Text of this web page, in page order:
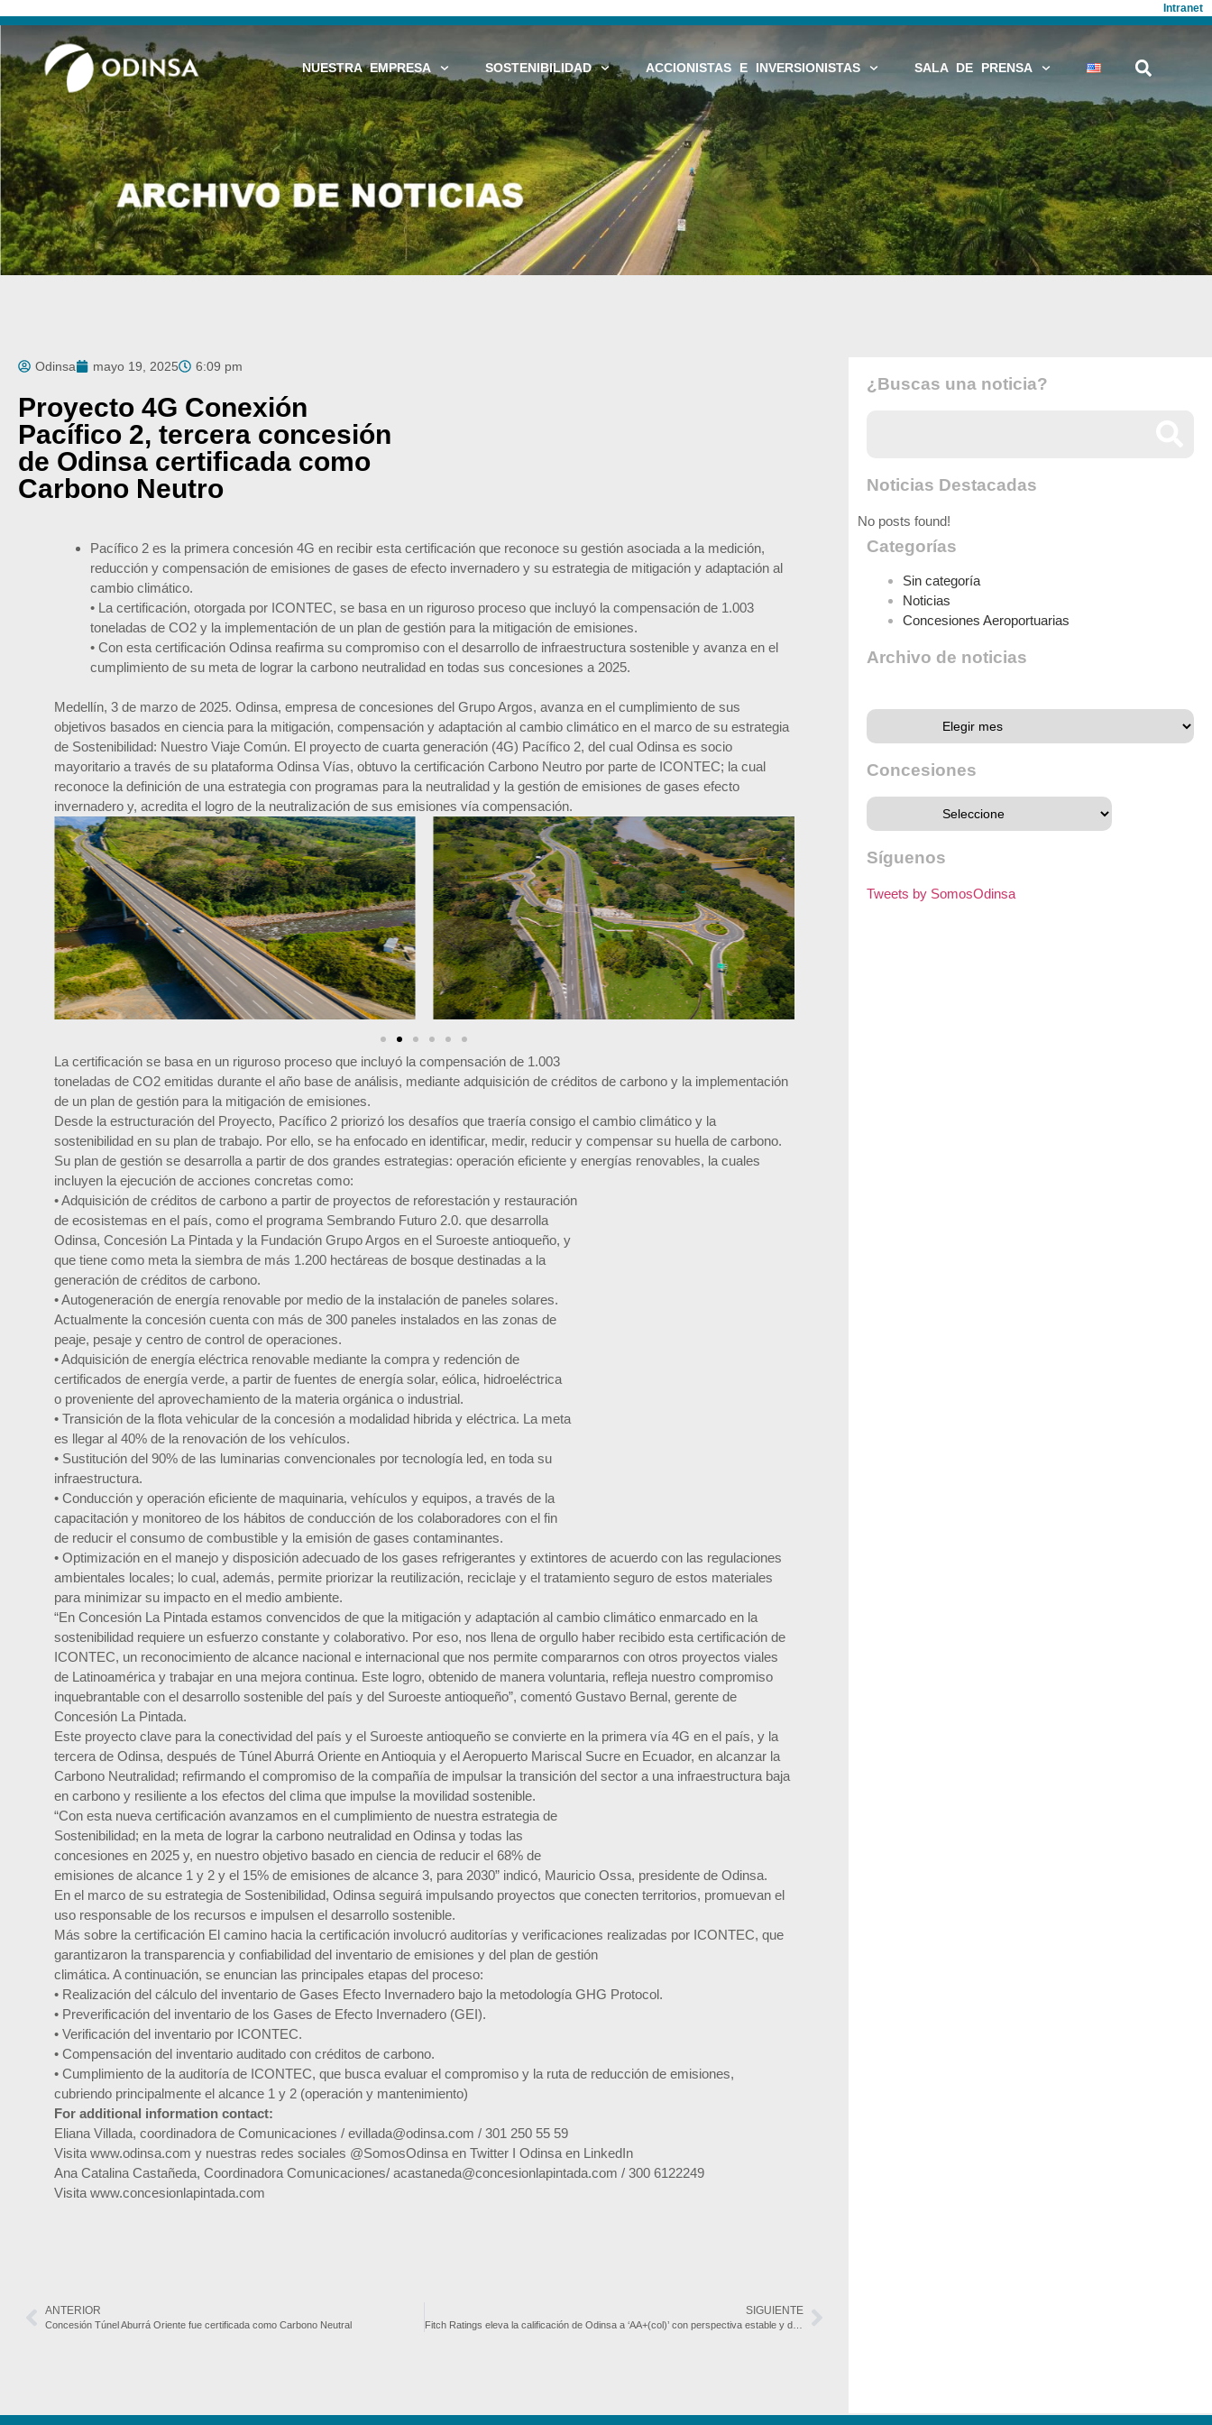
Intranet
NUESTRA EMPRESA SOSTENIBILIDAD ACCIONISTAS E INVERSIONISTAS SALA DE PRENSA
Odinsa mayo 19, 2025 6:09 pm
Proyecto 4G Conexión
Pacífico 2, tercera concesión
de Odinsa certificada como
Carbono Neutro
Pacífico 2 es la primera concesión 4G en recibir esta certificación que reconoce su gestión asociada a la medición,
reducción y compensación de emisiones de gases de efecto invernadero y su estrategia de mitigación y adaptación al
cambio climático.
• La certificación, otorgada por ICONTEC, se basa en un riguroso proceso que incluyó la compensación de 1.003
toneladas de CO2 y la implementación de un plan de gestión para la mitigación de emisiones.
• Con esta certificación Odinsa reafirma su compromiso con el desarrollo de infraestructura sostenible y avanza en el
cumplimiento de su meta de lograr la carbono neutralidad en todas sus concesiones a 2025.
Medellín, 3 de marzo de 2025. Odinsa, empresa de concesiones del Grupo Argos, avanza en el cumplimiento de sus
objetivos basados en ciencia para la mitigación, compensación y adaptación al cambio climático en el marco de su estrategia
de Sostenibilidad: Nuestro Viaje Común. El proyecto de cuarta generación (4G) Pacífico 2, del cual Odinsa es socio
mayoritario a través de su plataforma Odinsa Vías, obtuvo la certificación Carbono Neutro por parte de ICONTEC; la cual
reconoce la definición de una estrategia con programas para la neutralidad y la gestión de emisiones de gases efecto
invernadero y, acredita el logro de la neutralización de sus emisiones vía compensación.
La certificación se basa en un riguroso proceso que incluyó la compensación de 1.003
toneladas de CO2 emitidas durante el año base de análisis, mediante adquisición de créditos de carbono y la implementación
de un plan de gestión para la mitigación de emisiones.
Desde la estructuración del Proyecto, Pacífico 2 priorizó los desafíos que traería consigo el cambio climático y la
sostenibilidad en su plan de trabajo. Por ello, se ha enfocado en identificar, medir, reducir y compensar su huella de carbono.
Su plan de gestión se desarrolla a partir de dos grandes estrategias: operación eficiente y energías renovables, la cuales
incluyen la ejecución de acciones concretas como:
• Adquisición de créditos de carbono a partir de proyectos de reforestación y restauración
de ecosistemas en el país, como el programa Sembrando Futuro 2.0. que desarrolla
Odinsa, Concesión La Pintada y la Fundación Grupo Argos en el Suroeste antioqueño, y
que tiene como meta la siembra de más 1.200 hectáreas de bosque destinadas a la
generación de créditos de carbono.
• Autogeneración de energía renovable por medio de la instalación de paneles solares.
Actualmente la concesión cuenta con más de 300 paneles instalados en las zonas de
peaje, pesaje y centro de control de operaciones.
• Adquisición de energía eléctrica renovable mediante la compra y redención de
certificados de energía verde, a partir de fuentes de energía solar, eólica, hidroeléctrica
o proveniente del aprovechamiento de la materia orgánica o industrial.
• Transición de la flota vehicular de la concesión a modalidad hibrida y eléctrica. La meta
es llegar al 40% de la renovación de los vehículos.
• Sustitución del 90% de las luminarias convencionales por tecnología led, en toda su
infraestructura.
• Conducción y operación eficiente de maquinaria, vehículos y equipos, a través de la
capacitación y monitoreo de los hábitos de conducción de los colaboradores con el fin
de reducir el consumo de combustible y la emisión de gases contaminantes.
• Optimización en el manejo y disposición adecuado de los gases refrigerantes y extintores de acuerdo con las regulaciones
ambientales locales; lo cual, además, permite priorizar la reutilización, reciclaje y el tratamiento seguro de estos materiales
para minimizar su impacto en el medio ambiente.
“En Concesión La Pintada estamos convencidos de que la mitigación y adaptación al cambio climático enmarcado en la
sostenibilidad requiere un esfuerzo constante y colaborativo. Por eso, nos llena de orgullo haber recibido esta certificación de
ICONTEC, un reconocimiento de alcance nacional e internacional que nos permite compararnos con otros proyectos viales
de Latinoamérica y trabajar en una mejora continua. Este logro, obtenido de manera voluntaria, refleja nuestro compromiso
inquebrantable con el desarrollo sostenible del país y del Suroeste antioqueño”, comentó Gustavo Bernal, gerente de
Concesión La Pintada.
Este proyecto clave para la conectividad del país y el Suroeste antioqueño se convierte en la primera vía 4G en el país, y la
tercera de Odinsa, después de Túnel Aburrá Oriente en Antioquia y el Aeropuerto Mariscal Sucre en Ecuador, en alcanzar la
Carbono Neutralidad; refirmando el compromiso de la compañía de impulsar la transición del sector a una infraestructura baja
en carbono y resiliente a los efectos del clima que impulse la movilidad sostenible.
“Con esta nueva certificación avanzamos en el cumplimiento de nuestra estrategia de
Sostenibilidad; en la meta de lograr la carbono neutralidad en Odinsa y todas las
concesiones en 2025 y, en nuestro objetivo basado en ciencia de reducir el 68% de
emisiones de alcance 1 y 2 y el 15% de emisiones de alcance 3, para 2030” indicó, Mauricio Ossa, presidente de Odinsa.
En el marco de su estrategia de Sostenibilidad, Odinsa seguirá impulsando proyectos que conecten territorios, promuevan el
uso responsable de los recursos e impulsen el desarrollo sostenible.
Más sobre la certificación El camino hacia la certificación involucró auditorías y verificaciones realizadas por ICONTEC, que
garantizaron la transparencia y confiabilidad del inventario de emisiones y del plan de gestión
climática. A continuación, se enuncian las principales etapas del proceso:
• Realización del cálculo del inventario de Gases Efecto Invernadero bajo la metodología GHG Protocol.
• Preverificación del inventario de los Gases de Efecto Invernadero (GEI).
• Verificación del inventario por ICONTEC.
• Compensación del inventario auditado con créditos de carbono.
• Cumplimiento de la auditoría de ICONTEC, que busca evaluar el compromiso y la ruta de reducción de emisiones,
cubriendo principalmente el alcance 1 y 2 (operación y mantenimiento)
For additional information contact:
Eliana Villada, coordinadora de Comunicaciones / evillada@odinsa.com / 301 250 55 59
Visita www.odinsa.com y nuestras redes sociales @SomosOdinsa en Twitter I Odinsa en LinkedIn
Ana Catalina Castañeda, Coordinadora Comunicaciones/ acastaneda@concesionlapintada.com / 300 6122249
Visita www.concesionlapintada.com
ANTERIOR
Concesión Túnel Aburrá Oriente fue certificada como Carbono Neutral
SIGUIENTE
Fitch Ratings eleva la calificación de Odinsa a ‘AA+(col)’ con perspectiva estable y destaca su solidez para ejecutar su estrategia de crecimiento
¿Buscas una noticia?
Noticias Destacadas
No posts found!
Categorías
Sin categoría
Noticias
Concesiones Aeroportuarias
Archivo de noticias
Concesiones
Síguenos
Tweets by SomosOdinsa